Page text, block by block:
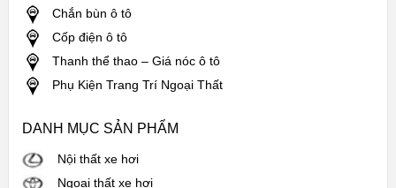
Chắn bùn ô tô
Cốp điện ô tô
Thanh thể thao – Giá nóc ô tô
Phụ Kiện Trang Trí Ngoại Thất
DANH MỤC SẢN PHẨM
Nội thất xe hơi
Ngoại thất xe hơi